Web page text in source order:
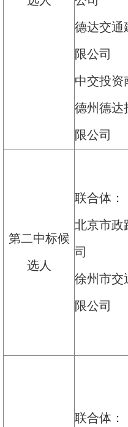
德达交通
限公司
中交投资
德州德达
限公司
第二中标候
选人
联合体：
北京市政
司
徐州市交
限公司
联合体：